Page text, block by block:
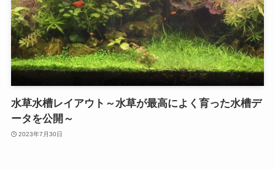
水草水槽レイアウト～水草が最高によく育った水槽デ
ータを公開～
2023年7月30日